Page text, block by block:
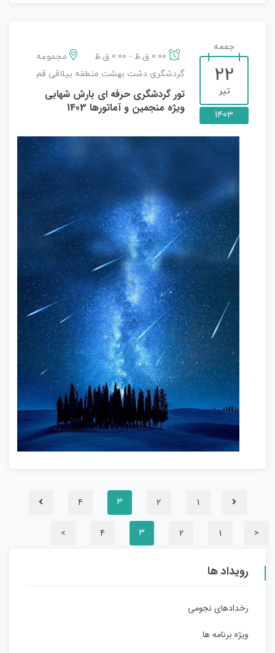
جمعه
22
تیر
1403
مجموعه
گردشگری دشت بهشت منطقه بیلاقی قم
تور گردشگری حرفه ای بارش شهابی
ویژه منجمین و آماتورها 1403
1
2
3
4
<
1
2
3
4
>
رویداد ها
رخدادهای نجومی
ویژه برنامه ها